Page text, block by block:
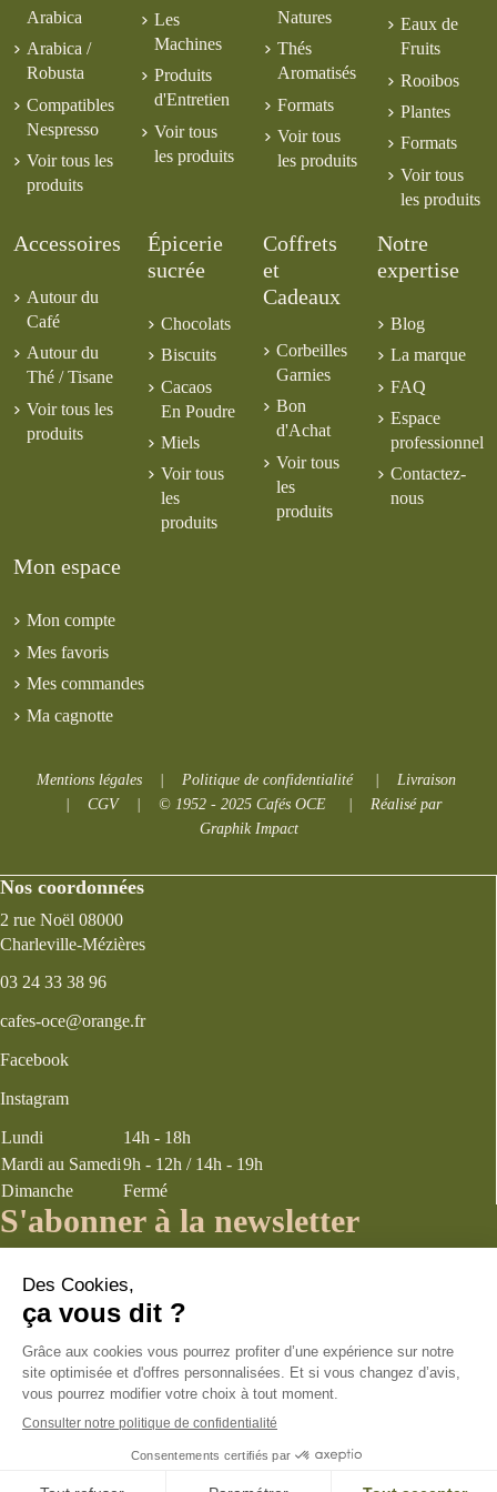
Arabica
Arabica /
Robusta
Compatibles
Nespresso
Voir tous les
produits
Les
Machines
Produits
d'Entretien
Voir tous
les produits
Natures
Thés
Aromatisés
Formats
Voir tous
les produits
Eaux de
Fruits
Rooibos
Plantes
Formats
Voir tous
les produits
Accessoires
Autour du
Café
Autour du
Thé / Tisane
Voir tous les
produits
Épicerie
sucrée
Chocolats
Biscuits
Cacaos
En Poudre
Miels
Voir tous
les
produits
Coffrets
et
Cadeaux
Corbeilles
Garnies
Bon
d'Achat
Voir tous
les
produits
Notre
expertise
Blog
La marque
FAQ
Espace
professionnel
Contactez-
nous
Mon espace
Mon compte
Mes favoris
Mes commandes
Ma cagnotte
Mentions légales | Politique de confidentialité| Livraison
|
CGV| © 1952 - 2025 Cafés OCE| Réalisé par
Graphik Impact
Nos coordonnées
2 rue Noël 08000
Charleville-Mézières
03 24 33 38 96
cafes-oce@orange.fr
Facebook
Instagram
Lundi
14h - 18h
Mardi au Samedi9h - 12h / 14h - 19h
Dimanche
Fermé
S'abonner à la newsletter
J’accepte les
confidentialité concernant la collecte d’informations